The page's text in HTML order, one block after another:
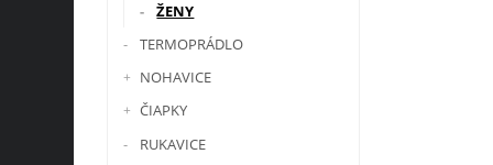
ŽENY
TERMOPRÁDLO
NOHAVICE
ČIAPKY
RUKAVICE